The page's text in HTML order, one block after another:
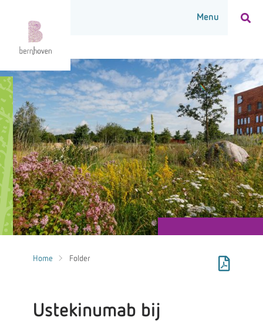
Home Folder
Ustekinumab bij